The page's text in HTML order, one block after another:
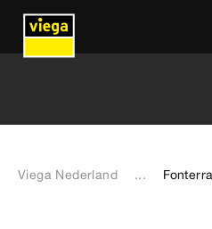
Viega Nederland ...